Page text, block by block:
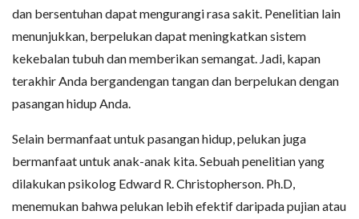
dan bersentuhan dapat mengurangi rasa sakit. Penelitian lain
menunjukkan, berpelukan dapat meningkatkan sistem
kekebalan tubuh dan memberikan semangat. Jadi, kapan
terakhir Anda bergandengan tangan dan berpelukan dengan
pasangan hidup Anda.
Selain bermanfaat untuk pasangan hidup, pelukan juga
bermanfaat untuk anak-anak kita. Sebuah penelitian yang
dilakukan psikolog Edward R. Christopherson. Ph.D,
menemukan bahwa pelukan lebih efektif daripada pujian atau